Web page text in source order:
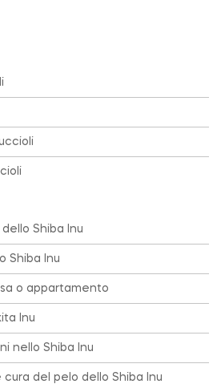
Shiba Inu
Shiba Inu
o appartamento
Inu
nello Shiba Inu
cura del pelo dello Shiba Inu